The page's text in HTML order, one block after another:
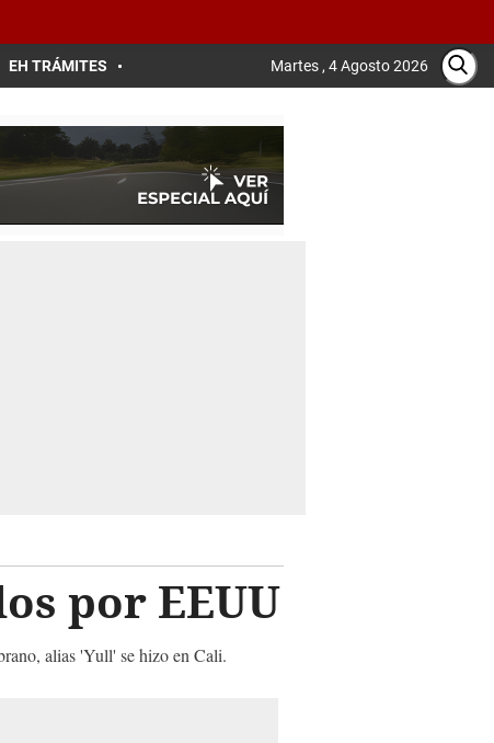
EH TRÁMITES Martes , 4 Agosto 2026
por EEUU
alias 'Yull' se hizo en Cali.